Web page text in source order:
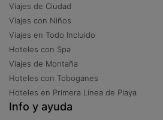
Viajes de Ciudad
Viajes con Niños
Viajes en Todo Incluido
Hoteles con Spa
Viajes de Montaña
Hoteles con Toboganes
Hoteles en Primera Línea de Playa
Info y ayuda